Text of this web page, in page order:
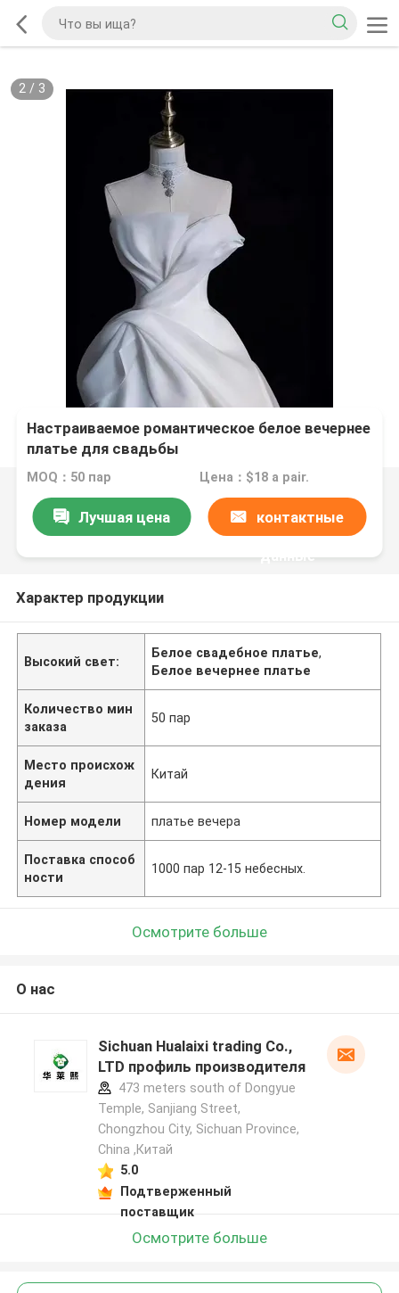
2/ 3
Настраиваемое романтическое белое вечернее
платье для свадьбы
MOQ：50 пар Цена：$18 a pair.
Лучшая цена контактные
данные
Характер продукции
Высокий свет:
Белое свадебное платье,
Белое вечернее платье
Количество мин
заказа
50 пар
Место происхож
дения
Китай
Номер модели платье вечера
Поставка способ
ности
1000 пар 12-15 небесных.
Осмотрите больше
О нас
Sichuan Hualaixi trading Co.,
LTD профиль производителя
473 meters south of Dongyue
Temple, Sanjiang Street,
Chongzhou City, Sichuan Province,
China ,Китай
5.0
Подтверженный
поставщик
Осмотрите больше